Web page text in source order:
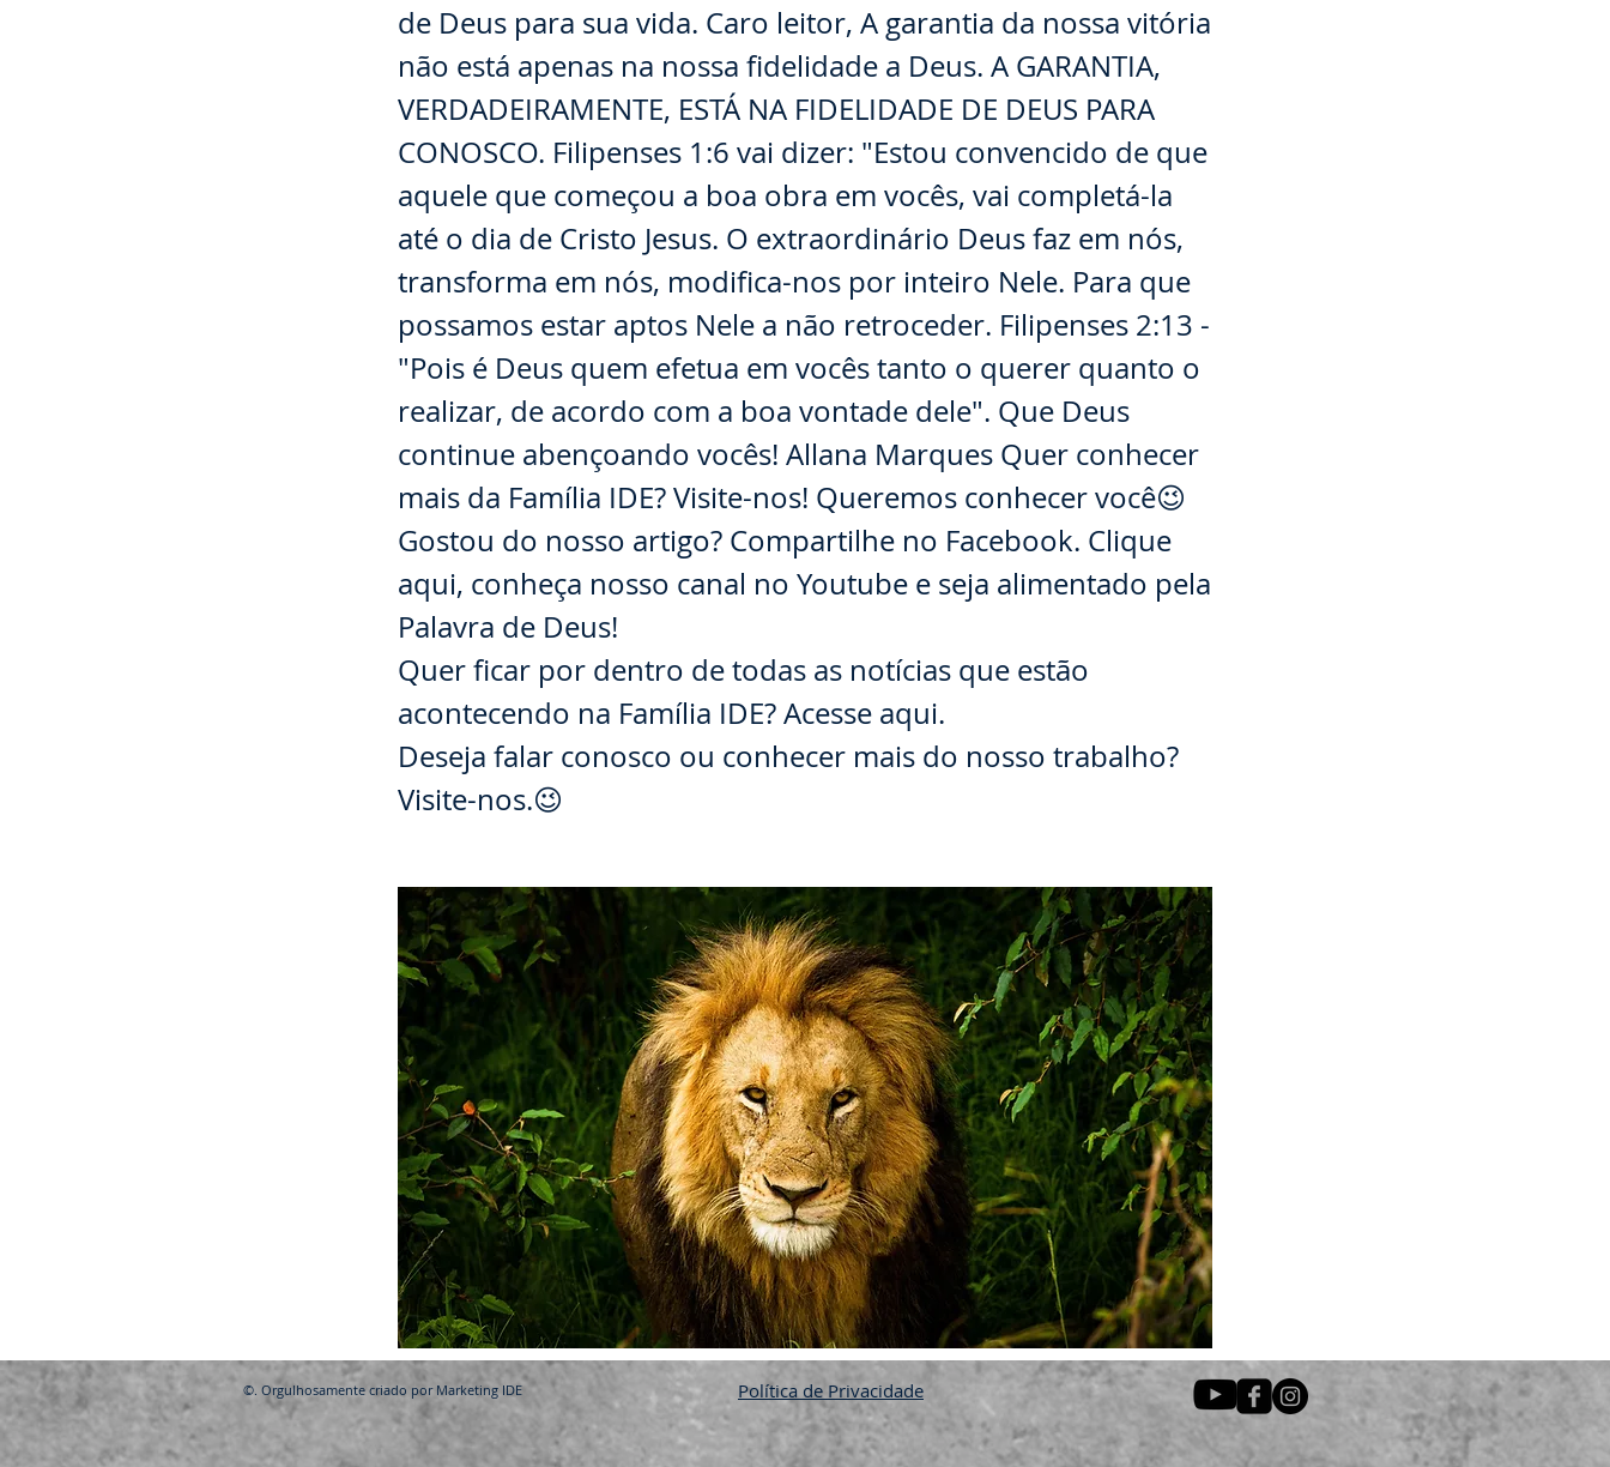
de Deus para sua vida. Caro leitor, A garantia da nossa vitória
não está apenas na nossa fidelidade a Deus. A GARANTIA,
VERDADEIRAMENTE, ESTÁ NA FIDELIDADE DE DEUS PARA
CONOSCO. Filipenses 1:6 vai dizer: "Estou convencido de que
aquele que começou a boa obra em vocês, vai completá-la
até o dia de Cristo Jesus. O extraordinário Deus faz em nós,
transforma em nós, modifica-nos por inteiro Nele. Para que
possamos estar aptos Nele a não retroceder. Filipenses 2:13 -
"Pois é Deus quem efetua em vocês tanto o querer quanto o
realizar, de acordo com a boa vontade dele". Que Deus
continue abençoando vocês! Allana Marques Quer conhecer
mais da Família IDE? Visite-nos! Queremos conhecer você😉
Gostou do nosso artigo? Compartilhe no Facebook. Clique
aqui, conheça nosso canal no Youtube e seja alimentado pela
Palavra de Deus!
Quer ficar por dentro de todas as notícias que estão
acontecendo na Família IDE? Acesse aqui.
Deseja falar conosco ou conhecer mais do nosso trabalho?
Visite-nos.😉
©. Orgulhosamente criado por Marketing IDE Política de Privacidade